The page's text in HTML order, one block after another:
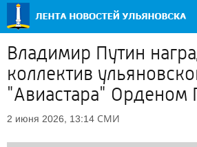
Владимир Путин
коллектив
"Авиастара" Орденом
2 июня 2026, 13:14 СМИ